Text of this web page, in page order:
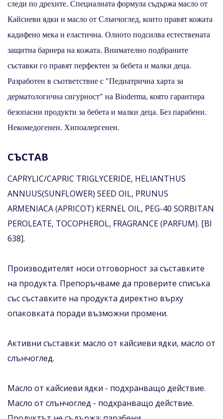
следи по дрехите. Специалната формула съдържа масло от
Кайсиеви ядки и масло от Слънчоглед, които правят кожата
кадифено мека и еластична. Олиото подсилва естествената
защитна бариера на кожата. Внимателно подбраните
съставки го правят перфектен за бебета и малки деца.
Разработен в съответствие с "Педиатрична харта за
дерматологична сигурност" на Bioderma, която гарантира
безопасни продукти за бебета и малки деца. Без парабени.
Некомедогенен. Хипоалергенен.
СЪСТАВ
CAPRYLIC/CAPRIC TRIGLYCERIDE, HELIANTHUS
ANNUUS(SUNFLOWER) SEED OIL, PRUNUS
ARMENIACA (APRICOT) KERNEL OIL, PEG-40 SORBITAN
PEROLEATE, TOCOPHEROL, FRAGRANCE (PARFUM). [BI
638].
Производителят носи отговорност за съставките
на продукта. Препоръчваме да проверите списъка
със съставките на продукта директно върху
опаковката поради възможни промени.
Активни съставки: масло от кайсиеви ядки, масло от
слънчоглед.
Масло от кайсиеви ядки - подхранващо действие.
Масло от слънчоглед - подхранващо действие.